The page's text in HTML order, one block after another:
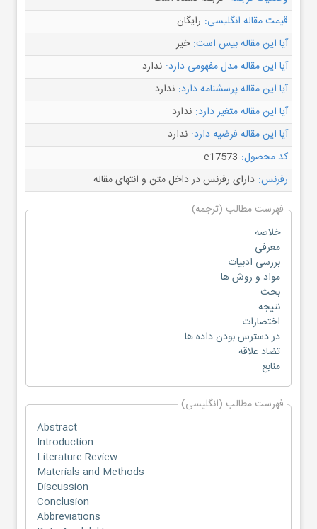
قیمت مقاله انگلیسی: رایگان
آیا این مقاله بیس است: خیر
آیا این مقاله مدل مفهومی دارد: ندارد
آیا این مقاله پرسشنامه دارد: ندارد
آیا این مقاله متغیر دارد: ندارد
آیا این مقاله فرضیه دارد: ندارد
کد محصول: e17573
رفرنس: دارای رفرنس در داخل متن و انتهای مقاله
فهرست مطالب (ترجمه)
خلاصه
معرفی
بررسی ادبیات
مواد و روش ها
بحث
نتیجه
اختصارات
در دسترس بودن داده ها
تضاد علاقه
منابع
فهرست مطالب (انگلیسی)
Abstract
Introduction
Literature Review
Materials and Methods
Discussion
Conclusion
Abbreviations